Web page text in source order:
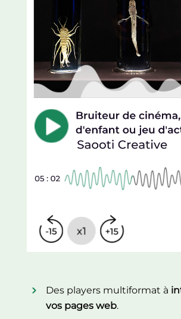
Des players multiformat à
vos pages web.